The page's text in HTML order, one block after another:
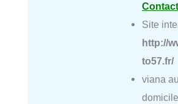
Site
http://
to57.fr/
viana